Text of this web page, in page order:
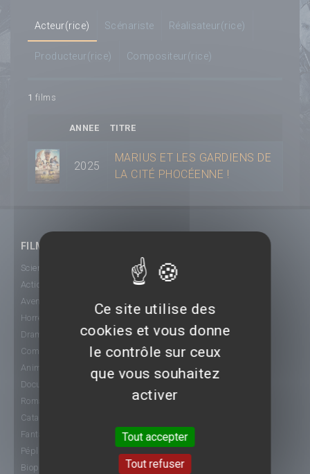
Acteur(rice) Scénariste Réalisateur(rice)
Producteur(rice) Compositeur(rice)
1 films
ANNEE TITRE
2025
MARIUS ET LES GARDIENS DE
LA CITÉ PHOCÉENNE !
FILMS
Science-Fiction
Action
Aventure
Horreur
Drame
Comédie
Animation
Documentaire
Romance
Catastrophe
Fantastique
Péplum
Biopic
Ce site utilise des
cookies et vous donne
le contrôle sur ceux
que vous souhaitez
activer
Tout accepter
Tout refuser